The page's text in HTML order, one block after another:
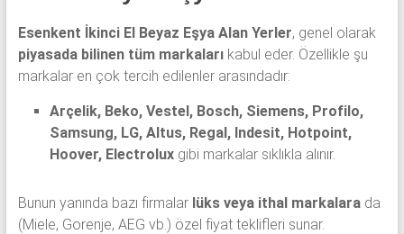
Esenkent İkinci El Beyaz Eşya Alan Yerler, genel olarak
piyasada bilinen tüm markalarıkabul eder. Özellikle şu
markalar en çok tercih edilenler arasındadır:
Arçelik, Beko, Vestel, Bosch, Siemens, Profilo,
Samsung, LG, Altus, Regal, Indesit, Hotpoint,
Hoover, Electroluxgibi markalar sıklıkla alınır.
Bunun yanında bazı firmalar lüks veya ithal markalarada
(Miele, Gorenje, AEG vb.) özel fiyat teklifleri sunar.